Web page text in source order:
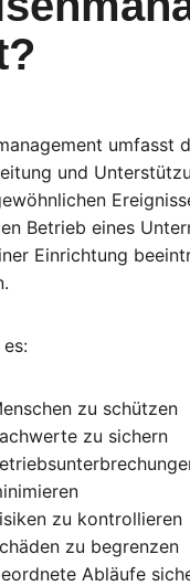
umfasst
und
Betrieb eines
Einrichtung
zu schützen
zu sichern
zu kontrollieren
zu begrenzen
Abläufe